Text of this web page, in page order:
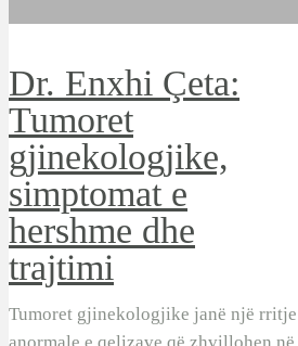
Dr. Enxhi Çeta:
Tumoret
gjinekologjike,
simptomat e
hershme dhe
trajtimi
Tumoret gjinekologjike janë një rritje
anormale e qelizave që zhvillohen në